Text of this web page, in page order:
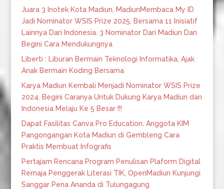
Juara 3 Inotek Kota Madiun, MadiunMembaca My ID
Jadi Nominator WSIS Prize 2025, Bersama 11 Inisiatif
Lainnya Dari Indonesia. 3 Nominator Dari Madiun Dan
Begini Cara Mendukungnya
Liberti : Liburan Bermain Teknologi Informatika, Ajak
Anak Bermain Koding Bersama
Karya Madiun Kembali Menjadi Nominator WSIS Prize
2024. Begini Caranya Untuk Dukung Karya Madiun dan
Indonesia Melaju Ke 5 Besar !!!
Dapat Fasilitas Canva Pro Education, Anggota KIM
Pangongangan Kota Madiun di Gembleng Cara
Praktis Membuat Infografis
Pertajam Rencana Program Penulisan Plaform Digital
Remaja Penggerak Literasi TIK, OpenMadiun Kunjungi
Sanggar Pena Ananda di Tulungagung